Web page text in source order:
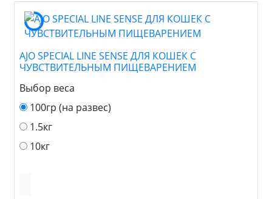
AJO SPECIAL LINE SENSE ДЛЯ КОШЕК С
ЧУВСТВИТЕЛЬНЫМ ПИЩЕВАРЕНИЕМ
Выбор веса
100гр (на развес)
1.5кг
10кг